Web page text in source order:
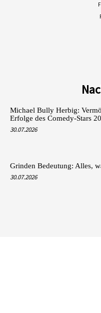
Michael Bully Herbig:
Erfolge des Comedy-Stars
30.07.2026
Grinden Bedeutung: Alles,
30.07.2026